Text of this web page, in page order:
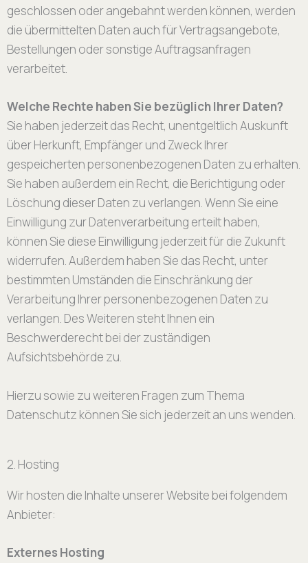
geschlossen oder angebahnt werden können, werden
die übermittelten Daten auch für Vertragsangebote,
Bestellungen oder sonstige Auftragsanfragen
verarbeitet.
Welche Rechte haben Sie bezüglich Ihrer Daten?
Sie haben jederzeit das Recht, unentgeltlich Auskunft
über Herkunft, Empfänger und Zweck Ihrer
gespeicherten personenbezogenen Daten zu erhalten.
Sie haben außerdem ein Recht, die Berichtigung oder
Löschung dieser Daten zu verlangen. Wenn Sie eine
Einwilligung zur Datenverarbeitung erteilt haben,
können Sie diese Einwilligung jederzeit für die Zukunft
widerrufen. Außerdem haben Sie das Recht, unter
bestimmten Umständen die Einschränkung der
Verarbeitung Ihrer personenbezogenen Daten zu
verlangen. Des Weiteren steht Ihnen ein
Beschwerderecht bei der zuständigen
Aufsichtsbehörde zu.
Hierzu sowie zu weiteren Fragen zum Thema
Datenschutz können Sie sich jederzeit an uns wenden.
2. Hosting
Wir hosten die Inhalte unserer Website bei folgendem
Anbieter:
Externes Hosting